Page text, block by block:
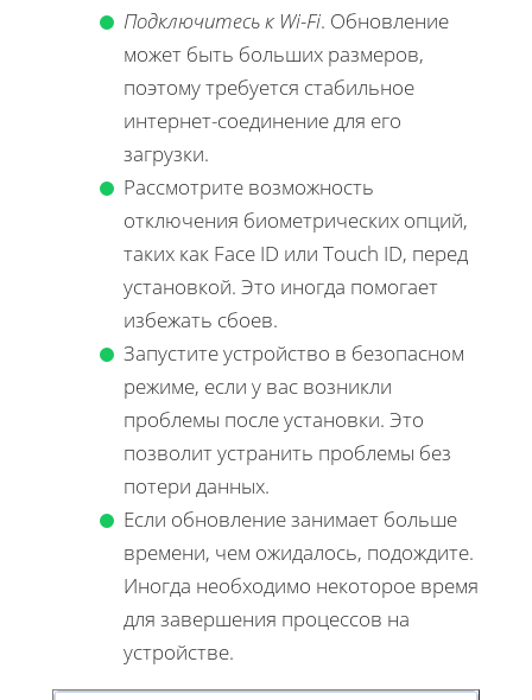
Подключитесь к Wi-Fi. Обновление
может быть больших размеров,
поэтому требуется стабильное
интернет-соединение для его
загрузки.
Рассмотрите возможность
отключения биометрических опций,
таких как Face ID или Touch ID, перед
установкой. Это иногда помогает
избежать сбоев.
Запустите устройство в безопасном
режиме, если у вас возникли
проблемы после установки. Это
позволит устранить проблемы без
потери данных.
Если обновление занимает больше
времени, чем ожидалось, подождите.
Иногда необходимо некоторое время
для завершения процессов на
устройстве.